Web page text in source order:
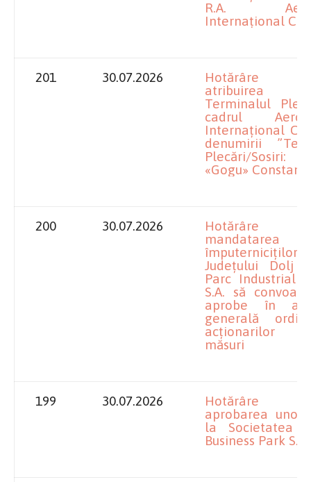
R.A.
Internațional
201 30.07.2026
Hotărâre
atribuirea
Terminalul
cadrul
Internațional
denumirii
Plecări/Sosiri:
«Gogu»
200 30.07.2026
Hotărâre
mandatarea
împuterniciților
Județului Dolj
Parc Industrial
S.A. să
aprobe în
generală
acționarilor
măsuri
199 30.07.2026
Hotărâre
aprobarea unor
la Societatea
Business Park